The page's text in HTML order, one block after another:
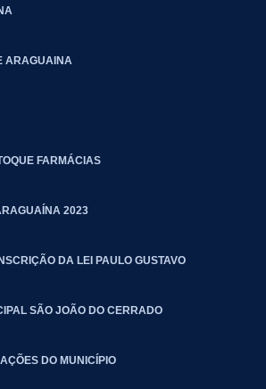
ARAGUAINA
FARMÁCIAS
2023
DA LEI PAULO GUSTAVO
SÃO JOÃO DO CERRADO
DO MUNICÍPIO